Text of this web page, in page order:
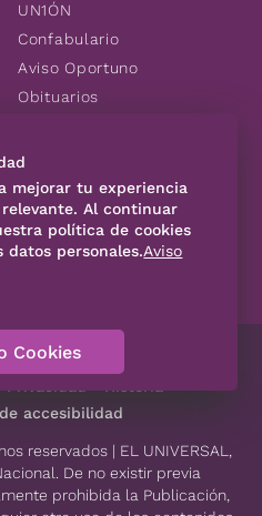
UN1ÓN
Confabulario
Aviso Oportuno
Obituarios
Consultas
SÍGUENOS
Código de Ética
accesibilidad
reservados | EL UNIVERSAL,
De no existir previa
prohibida la Publicación,
mejorar tu experiencia
Al continuar
política de cookies
personales.Aviso
Cookies